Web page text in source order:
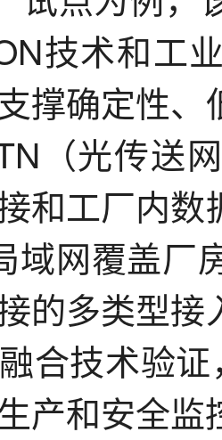
技术和工
撑确定性
（光传送
和工厂内
域网覆盖厂
的多类型
合技术验
产和安全监